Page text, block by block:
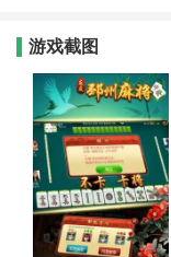
游戏截图